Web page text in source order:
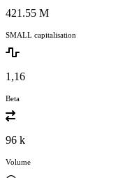
421.55 M
SMALL capitalisation
1,16
Beta
96 k
Volume